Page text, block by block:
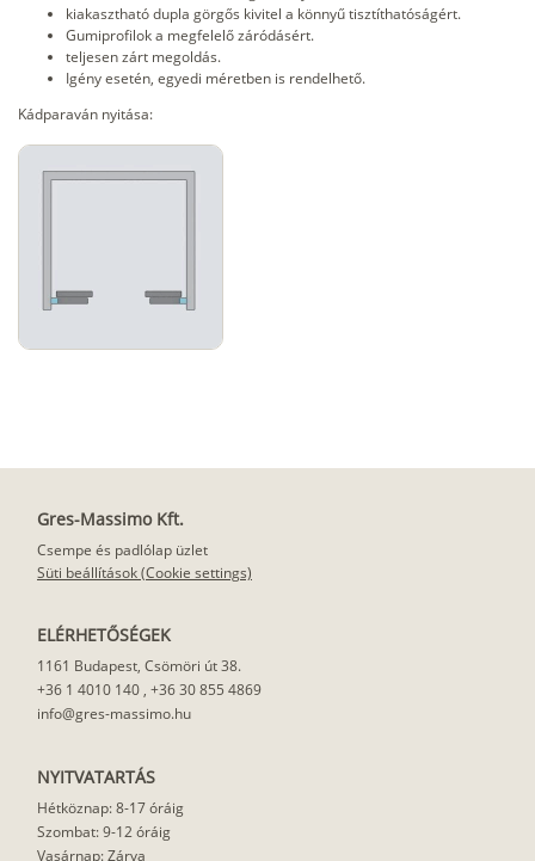
kiakasztható dupla görgős kivitel a könnyű tisztíthatóságért.
Gumiprofilok a megfelelő záródásért.
teljesen zárt megoldás.
Igény esetén, egyedi méretben is rendelhető.
Kádparaván nyitása:
Gres-Massimo Kft.
Csempe és padlólap üzlet
Süti beállítások (Cookie settings)
ELÉRHETŐSÉGEK
1161 Budapest, Csömöri út 38.
+36 1 4010 140, +36 30 855 4869
info@gres-massimo.hu
NYITVATARTÁS
Hétköznap: 8-17 óráig
Szombat: 9-12 óráig
Vasárnap: Zárva